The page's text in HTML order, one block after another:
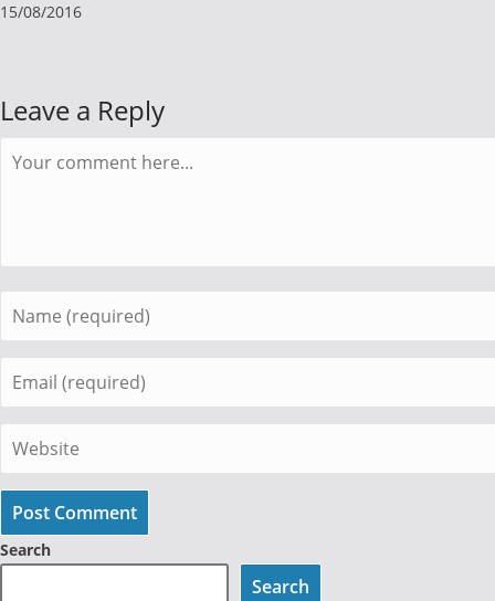
15/08/2016
Leave a Reply
Comment
Enter
your
username
to
comment
Enter
your
to
comment
Enter
your
website
URL
(optional)
Search
Search